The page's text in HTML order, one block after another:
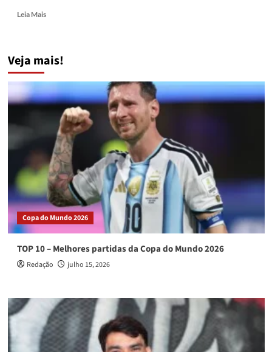
Leia MaisRead
Р
каталог
топовых
виртуальных
гемблинг-
сайтов
Украины
вместе
с
бонусами
Veja mais!
Copa do Mundo 2026
TOP 10 – Melhores partidas da Copa do Mundo 2026
Redação julho 15, 2026